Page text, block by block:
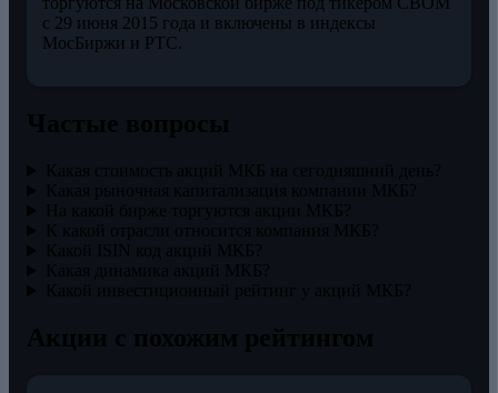
с 29 июня 2015 года и включены в индексы
МосБиржи и РТС.